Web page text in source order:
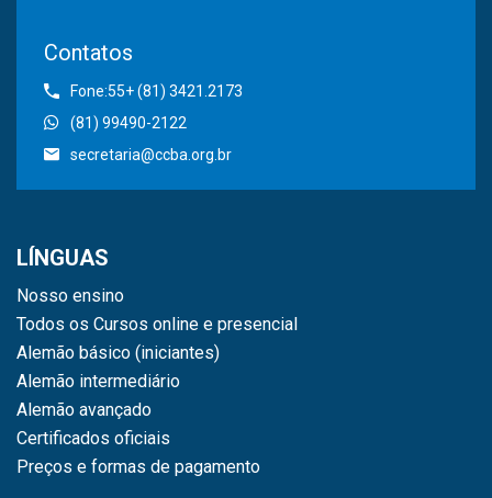
Contatos
Fone:55+ (81) 3421.2173
(81) 99490-2122
secretaria@ccba.org.br
LÍNGUAS
Nosso ensino
Todos os Cursos online e presencial
Alemão básico (iniciantes)
Alemão intermediário
Alemão avançado
Certificados oficiais
Preços e formas de pagamento